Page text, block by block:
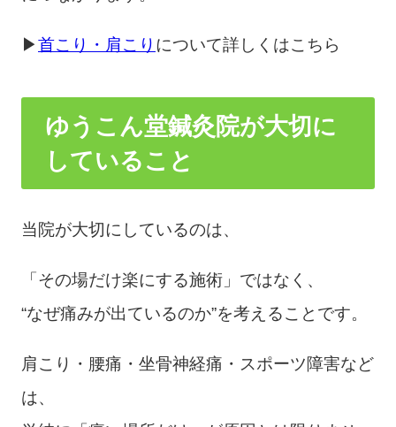
▶ 首こり・肩こり について詳しくはこちら
ゆうこん堂鍼灸院が大切に
していること
当院が大切にしているのは、
「その場だけ楽にする施術」ではなく、
“なぜ痛みが出ているのか”を考えることです。
肩こり・腰痛・坐骨神経痛・スポーツ障害など
は、